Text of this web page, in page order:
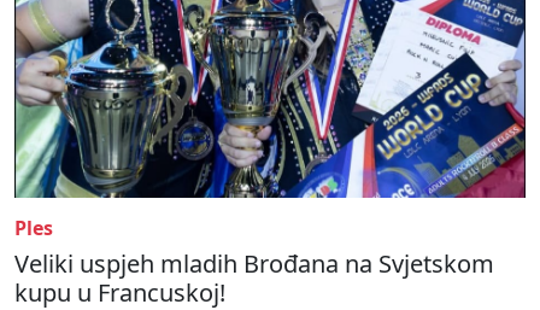
Ples
Veliki uspjeh mladih Brođana na Svjetskom
kupu u Francuskoj!